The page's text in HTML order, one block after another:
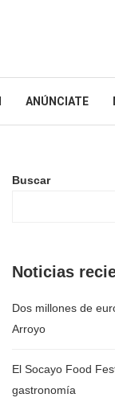
ANÚNCIATE
Buscar
Noticias
Dos millones de
Arroyo
El Socayo Food
gastronomía